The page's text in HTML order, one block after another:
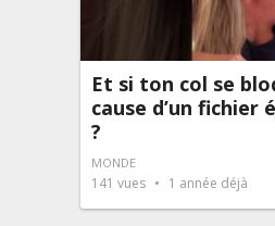
Et si ton col se
cause d’un fichier
?
MONDE
141 vues 1 année déjà